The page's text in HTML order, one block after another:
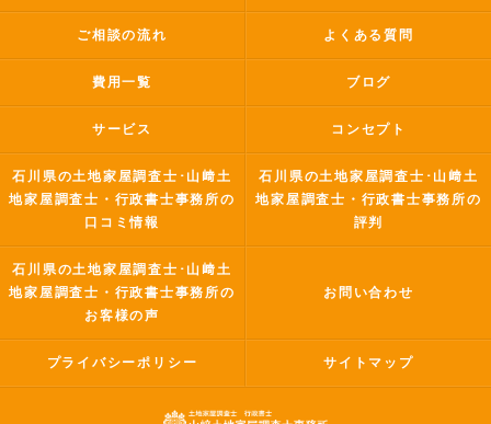
ご相談の流れ よくある質問
費用一覧 ブログ
サービス コンセプト
石川県の土地家屋調査士･山﨑土
地家屋調査士・行政書士事務所の
口コミ情報
石川県の土地家屋調査士･山﨑土
地家屋調査士・行政書士事務所の
評判
石川県の土地家屋調査士･山﨑土
地家屋調査士・行政書士事務所の
お客様の声
お問い合わせ
プライバシーポリシー サイトマップ